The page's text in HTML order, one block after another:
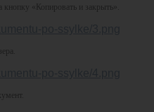
«Копировать и закрыть».